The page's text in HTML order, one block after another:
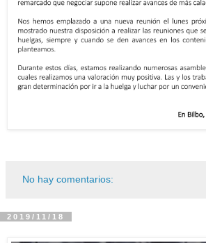
No hay comentarios:
2019/11/18